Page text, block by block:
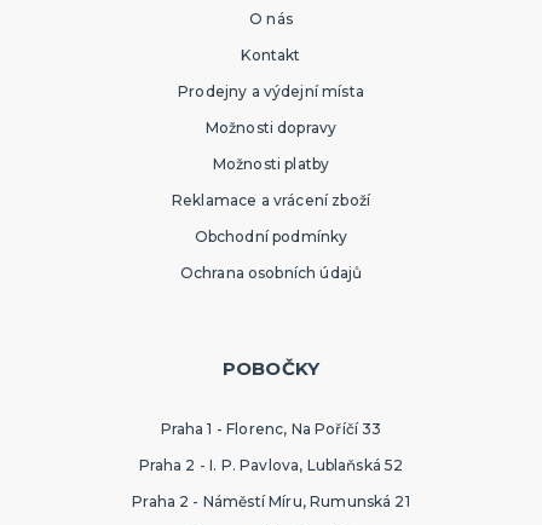
O nás
Kontakt
Prodejny a výdejní místa
Možnosti dopravy
Možnosti platby
Reklamace a vrácení zboží
Obchodní podmínky
Ochrana osobních údajů
POBOČKY
Praha 1 - Florenc, Na Poříčí 33
Praha 2 - I. P. Pavlova, Lublaňská 52
Praha 2 - Náměstí Míru, Rumunská 21